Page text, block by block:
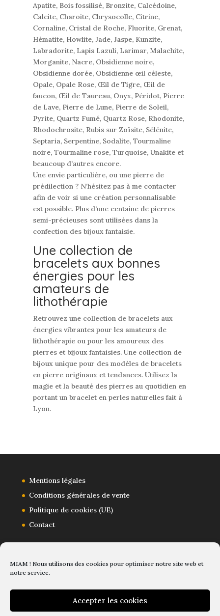
MIAM ! Nous utilisons des cookies pour optimiser notre site web et
notre service.
Accepter les cookies
Apatite, Bois fossilisé, Bronzite, Calcédoine,
Calcite, Charoite, Chrysocolle, Citrine,
Cornaline, Cristal de Roche, Fluorite, Grenat,
Hématite, Howlite, Jade, Jaspe, Kunzite,
Labradorite, Lapis Lazuli, Larimar, Malachite,
Morganite, Nacre, Obsidienne noire,
Obsidienne dorée, Obsidienne œil céleste,
Opale, Opale Rose, Œil de Tigre, Œil de
faucon, Œil de Taureau, Onyx, Péridot, Pierre
de Lave, Pierre de Lune, Pierre de Soleil,
Pyrite, Quartz Fumé, Quartz Rose, Rhodonite,
Rhodochrosite, Rubis sur Zoïsite, Sélénite,
Septaria, Serpentine, Sodalite, Tourmaline
noire, Tourmaline rose, Turquoise, Unakite et
beaucoup d’autres encore.
Une envie particulière, ou une pierre de
prédilection ? N’hésitez pas à me contacter
afin de voir si une création personnalisable
est possible. Plus d’une centaine de pierres
semi-précieuses sont utilisées dans la
confection des bijoux fantaisie.
Une collection de
bracelets aux bonnes
énergies pour les
amateurs de
lithothérapie
Retrouvez une collection de bracelets aux
énergies vibrantes pour les amateurs de
lithothérapie ou pour les amoureux des
pierres et bijoux fantaisies. Une collection de
bijoux unique pour des modèles de bracelets
en pierre originaux et tendances. Utilisez la
magie et la beauté des pierres au quotidien en
portant un bracelet en perles naturelles fait à
Lyon.
Mentions légales
Conditions générales de vente
Politique de cookies (UE)
Contact